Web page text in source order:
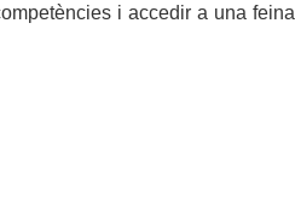
i accedir a una feina